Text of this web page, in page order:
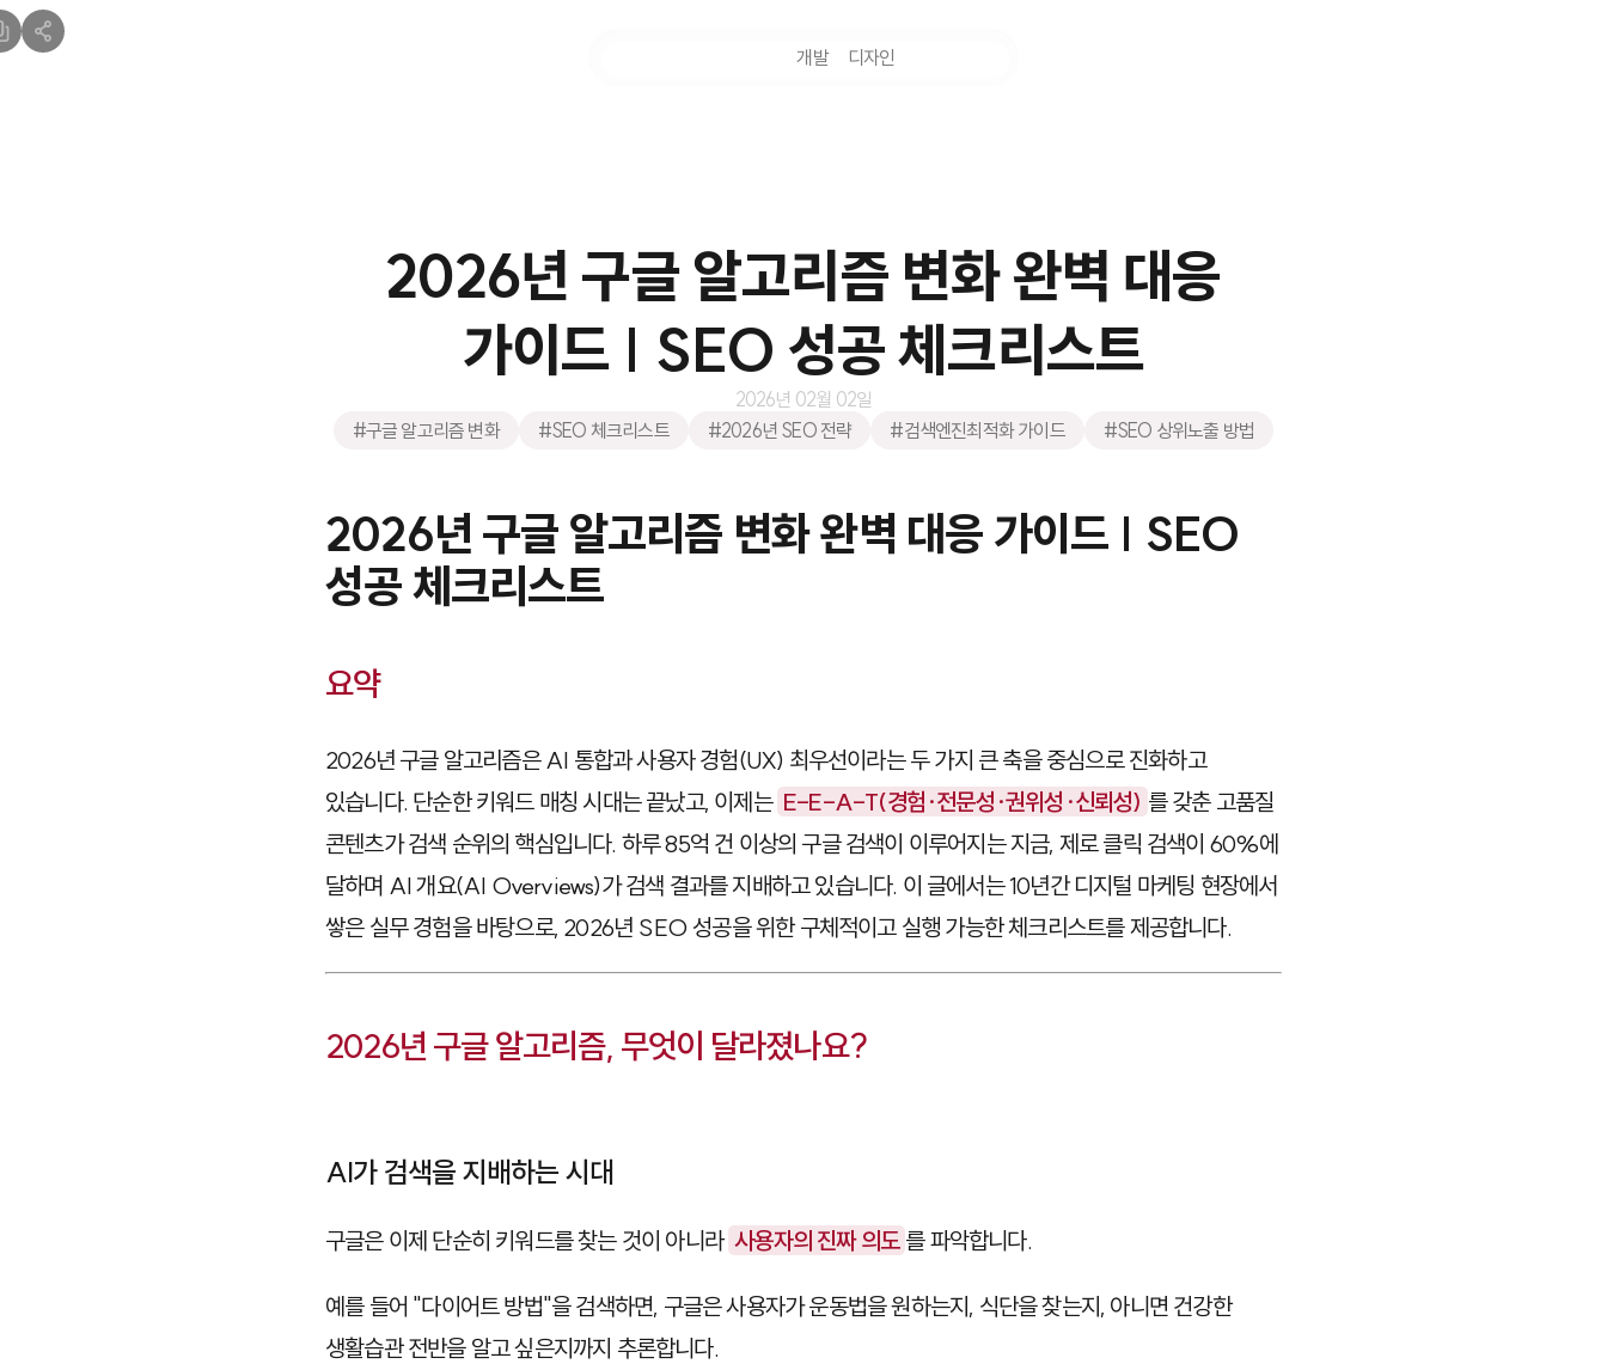
개발 디자인
2026년 구글 알고리즘 변화 완벽 대응
가이드 | SEO 성공 체크리스트
2026년 02월 02일
#구글 알고리즘 변화
#SEO 체크리스트 #2026년 SEO 전략 #검색엔진최적화 가이드 #SEO 상위노출 방법
2026년 구글 알고리즘 변화 완벽 대응 가이드 | SEO
성공 체크리스트
요약
2026년 구글 알고리즘은 AI 통합과 사용자 경험(UX) 최우선이라는 두 가지 큰 축을 중심으로 진화하고
있습니다. 단순한 키워드 매칭 시대는 끝났고, 이제는 E-E-A-T(경험·전문성·권위성·신뢰성) 를 갖춘 고품질
콘텐츠가 검색 순위의 핵심입니다. 하루 85억 건 이상의 구글 검색이 이루어지는 지금, 제로 클릭 검색이 60%에
달하며 AI 개요(AI Overviews)가 검색 결과를 지배하고 있습니다. 이 글에서는 10년간 디지털 마케팅 현장에서
쌓은 실무 경험을 바탕으로, 2026년 SEO 성공을 위한 구체적이고 실행 가능한 체크리스트를 제공합니다.
2026년 구글 알고리즘, 무엇이 달라졌나요?
AI가 검색을 지배하는 시대
구글은 이제 단순히 키워드를 찾는 것이 아니라 사용자의 진짜 의도 를 파악합니다.
예를 들어 "다이어트 방법"을 검색하면, 구글은 사용자가 운동법을 원하는지, 식단을 찾는지, 아니면 건강한
생활습관 전반을 알고 싶은지까지 추론합니다.